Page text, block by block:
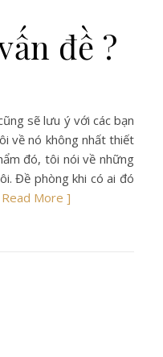
đề ?
sẽ lưu ý với các bạn
về nó không nhất thiết
đó, tôi nói về những
Đề phòng khi có ai đó
More ]